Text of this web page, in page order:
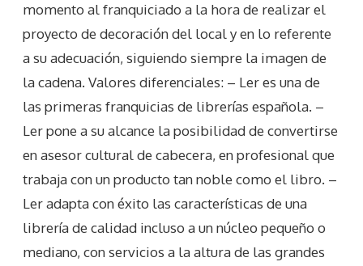
momento al franquiciado a la hora de realizar el
proyecto de decoración del local y en lo referente
a su adecuación, siguiendo siempre la imagen de
la cadena. Valores diferenciales: – Ler es una de
las primeras franquicias de librerías española. –
Ler pone a su alcance la posibilidad de convertirse
en asesor cultural de cabecera, en profesional que
trabaja con un producto tan noble como el libro. –
Ler adapta con éxito las características de una
librería de calidad incluso a un núcleo pequeño o
mediano, con servicios a la altura de las grandes